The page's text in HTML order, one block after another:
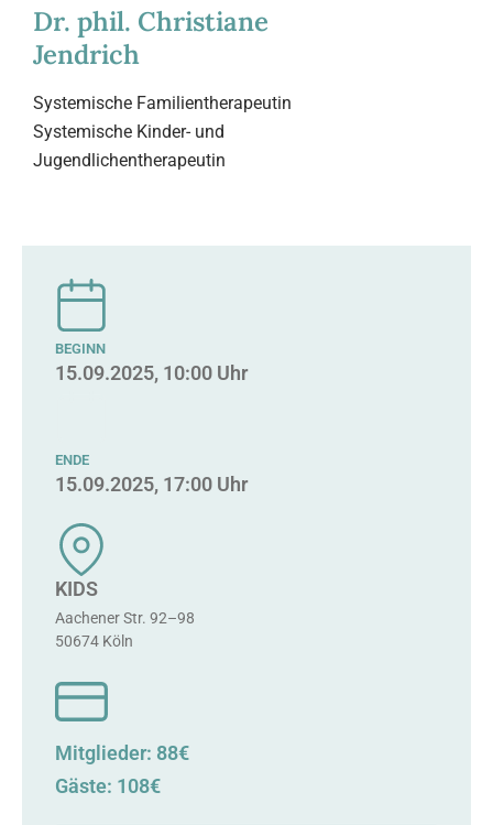
Dr. phil. Christiane
Jendrich
Systemische Familientherapeutin
Systemische Kinder- und
Jugendlichentherapeutin
BEGINN
15.09.2025, 10:00 Uhr
ENDE
15.09.2025, 17:00 Uhr
KIDS
Aachener Str. 92–98
50674 Köln
Mitglieder: 88€
Gäste: 108€